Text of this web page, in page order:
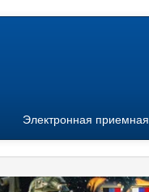
Электронная приемная